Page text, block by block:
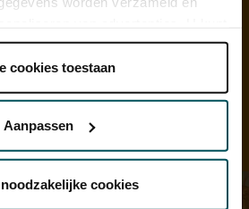
welke cookies wij mogen
hier. Lees onze
op onze website kunt u uw
cookies toestaan
Aanpassen
cookies
van de VriendenLoterij.